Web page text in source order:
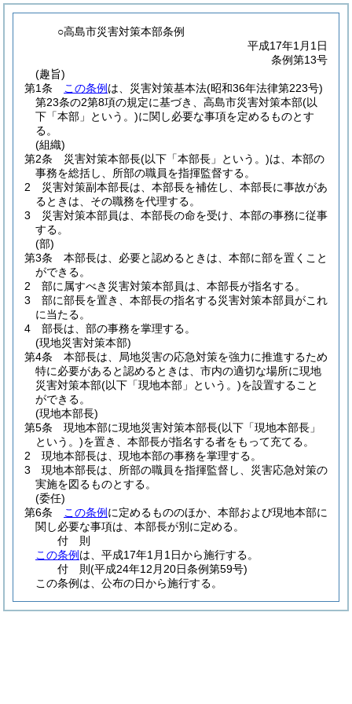
○高島市災害対策本部条例
平成17年1月1日
条例第13号
(趣旨)
第1条
この条例 は、災害対策基本法(昭和36年法律第223号)
第23条の2第8項の規定に基づき、高島市災害対策本部(以
下「本部」という。)に関し必要な事項を定めるものとす
る。
(組織)
第2条
災害対策本部長(以下「本部長」という。)は、本部の
事務を総括し、所部の職員を指揮監督する。
2
災害対策副本部長は、本部長を補佐し、本部長に事故があ
るときは、その職務を代理する。
3
災害対策本部員は、本部長の命を受け、本部の事務に従事
する。
(部)
第3条
本部長は、必要と認めるときは、本部に部を置くこと
ができる。
2
部に属すべき災害対策本部員は、本部長が指名する。
3
部に部長を置き、本部長の指名する災害対策本部員がこれ
に当たる。
4
部長は、部の事務を掌理する。
(現地災害対策本部)
第4条
本部長は、局地災害の応急対策を強力に推進するため
特に必要があると認めるときは、市内の適切な場所に現地
災害対策本部(以下「現地本部」という。)を設置すること
ができる。
(現地本部長)
第5条
現地本部に現地災害対策本部長(以下「現地本部長」
という。)を置き、本部長が指名する者をもって充てる。
2
現地本部長は、現地本部の事務を掌理する。
3
現地本部長は、所部の職員を指揮監督し、災害応急対策の
実施を図るものとする。
(委任)
第6条
この条例 に定めるもののほか、本部および現地本部に
関し必要な事項は、本部長が別に定める。
付 則
この条例 は、平成17年1月1日から施行する。
付 則(平成24年12月20日条例第59号)
この条例は、公布の日から施行する。